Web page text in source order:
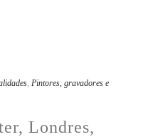
, Pintores, gravadores e
Londres,